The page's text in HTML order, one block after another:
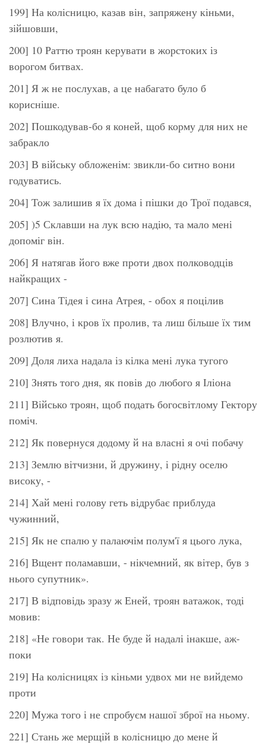
199] На колісницю, казав він, запряжену кіньми,
зійшовши,
200] 10 Раттю троян керувати в жорстоких із
ворогом битвах.
201] Я ж не послухав, а це набагато було б
корисніше.
202] Пошкодував-бо я коней, щоб корму для них не
забракло
203] В війську обложенім: звикли-бо ситно вони
годуватись.
204] Тож залишив я їх дома і пішки до Трої подався,
205] )5 Склавши на лук всю надію, та мало мені
допоміг він.
206] Я натягав його вже проти двох полководців
найкращих -
207] Сина Тідея і сина Атрея, - обох я поцілив
208] Влучно, і кров їх пролив, та лиш більше їх тим
розлютив я.
209] Доля лиха надала із кілка мені лука тугого
210] Знять того дня, як повів до любого я Іліона
211] Військо троян, щоб подать богосвітлому Гектору
поміч.
212] Як повернуся додому й на власні я очі побачу
213] Землю вітчизни, й дружину, і рідну оселю
високу, -
214] Хай мені голову геть відрубає приблуда
чужинний,
215] Як не спалю у палаючім полум'ї я цього лука,
216] Вщент поламавши, - нікчемний, як вітер, був з
нього супутник».
217] В відповідь зразу ж Еней, троян ватажок, тоді
мовив:
218] «Не говори так. Не буде й надалі інакше, аж-
поки
219] На колісницях із кіньми удвох ми не вийдемо
проти
220] Мужа того і не спробуєм нашої зброї на ньому.
221] Стань же мерщій в колісницю до мене й